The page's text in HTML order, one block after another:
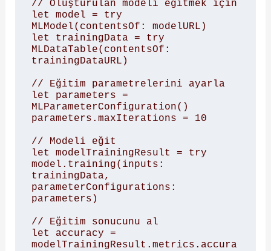
// Oluşturulan modeli eğitmek için
let model = try
MLModel(contentsOf: modelURL)
let trainingData = try
MLDataTable(contentsOf:
trainingDataURL)
// Eğitim parametrelerini ayarla
let parameters =
MLParameterConfiguration()
parameters.maxIterations = 10
// Modeli eğit
let modelTrainingResult = try
model.training(inputs:
trainingData,
parameterConfigurations:
parameters)
// Eğitim sonucunu al
let accuracy =
modelTrainingResult.metrics.accura